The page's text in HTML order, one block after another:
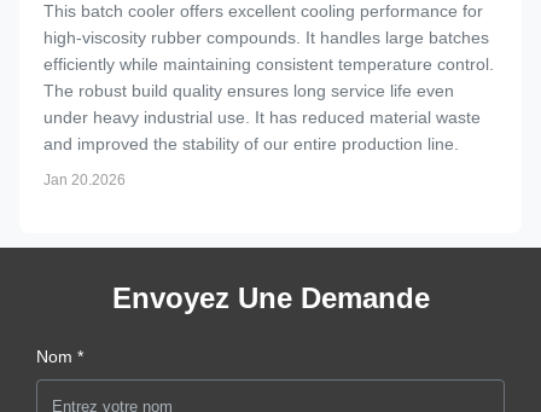
This batch cooler offers excellent cooling performance for
high-viscosity rubber compounds. It handles large batches
efficiently while maintaining consistent temperature control.
The robust build quality ensures long service life even
under heavy industrial use. It has reduced material waste
and improved the stability of our entire production line.
Jan 20.2026
Envoyez Une Demande
Nom *